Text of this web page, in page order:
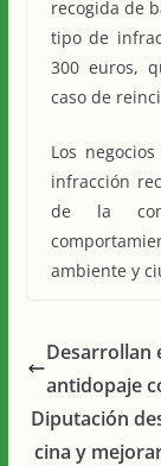
recogida de
tipo de
300 euros,
caso de
Los
infracción
de la
ambiente y
Desarrollan
antidopaje
Diputación
cina y